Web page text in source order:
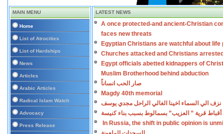
MAIN MENU
Home
List of Atrocities
List of Hardships
News
Articles
Arabic Articles
Radical Islam Watch
Advocacy
Press Release
LATEST NEWS
A once protected-and ancient-Christian
faces new threats
Egyptian Christians are watchful about life
Churches attacked and Christians
Egypt officials abetted kidnappers of
Muslim Brotherhood behind abduction
صار الحب انساناً
Magdy 40th memorial
نزف الي السماء اخينا الغالي الراحل مجدي يوسف
أقباط قرية ” العزيب” بسمالوط بسبب بناء كنيسة
In Russia, the shift in public opinion is